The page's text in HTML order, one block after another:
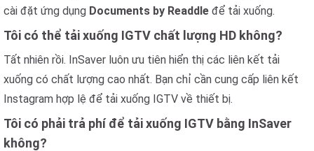
cài đặt ứng dụng Documents by Readdle để tải xuống.
Tôi có thể tải xuống IGTV chất lượng HD không?
Tất nhiên rồi. InSaver luôn ưu tiên hiển thị các liên kết tải
xuống có chất lượng cao nhất. Bạn chỉ cần cung cấp liên kết
Instagram hợp lệ để tải xuống IGTV về thiết bị.
Tôi có phải trả phí để tải xuống IGTV bằng InSaver
không?